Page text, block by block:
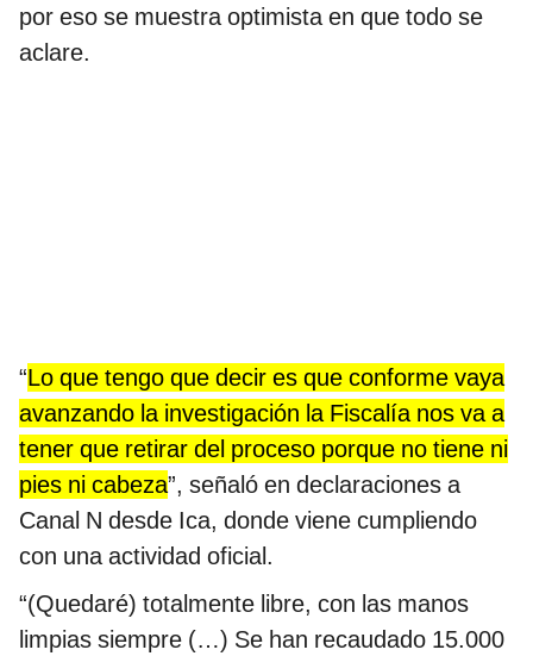
por eso se muestra optimista en que todo se
aclare.
“Lo que tengo que decir es que conforme vaya
avanzando la investigación la Fiscalía nos va a
tener que retirar del proceso porque no tiene ni
pies ni cabeza”, señaló en declaraciones a
Canal N desde Ica, donde viene cumpliendo
con una actividad oficial.
“(Quedaré) totalmente libre, con las manos
limpias siempre (…) Se han recaudado 15.000